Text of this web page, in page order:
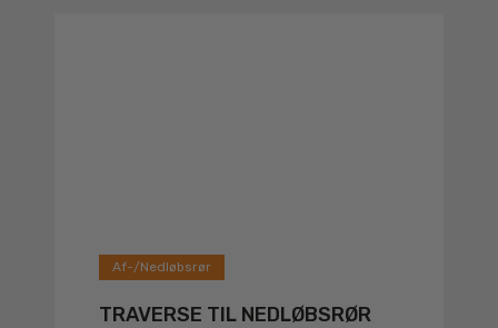
Af-/Nedløbsrør
TRAVERSE TIL NEDLØBSRØR